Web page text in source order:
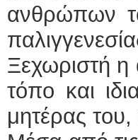
ανθρώπων
Ξεχωριστή
τόπο και
μητέρας